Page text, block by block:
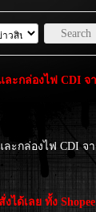
Search
ละกล่องไฟ CDI จ
ะกล่องไฟ CDI จ
ได้เลย ทั้ง Shopee